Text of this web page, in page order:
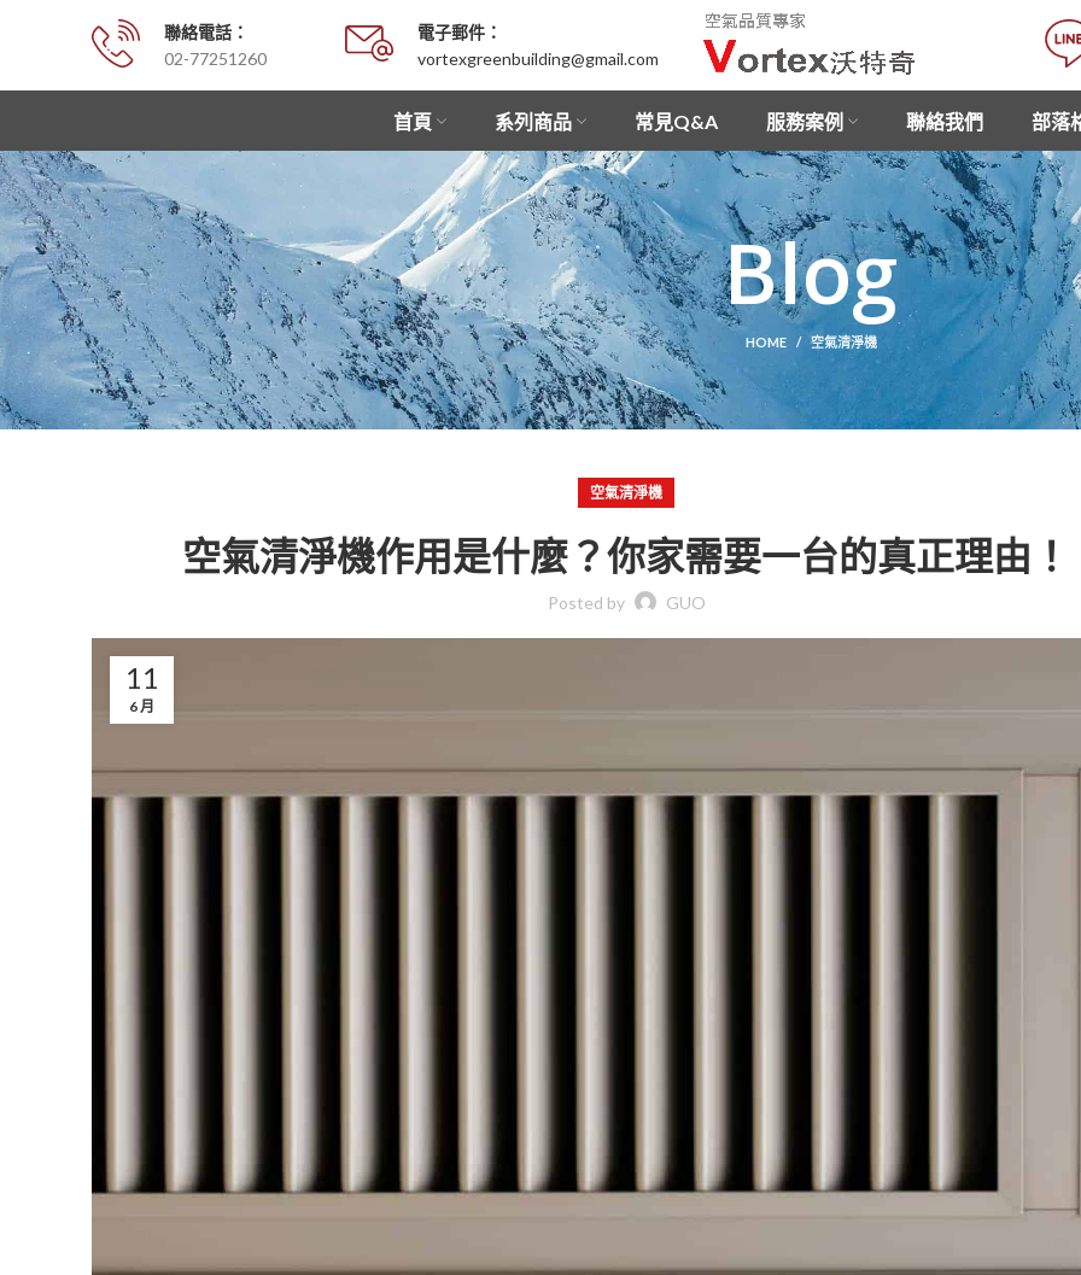
聯絡電話：
02-77251260
電子郵件：
vortexgreenbuilding@gmail.com
首頁 系列商品 常見Q&A 服務案例 聯絡我們 部落
Blog
HOME 空氣清淨機
空氣清淨機
空氣清淨機作用是什麼？你家需要一台的真正理由！
Posted by GUO
11
6 月